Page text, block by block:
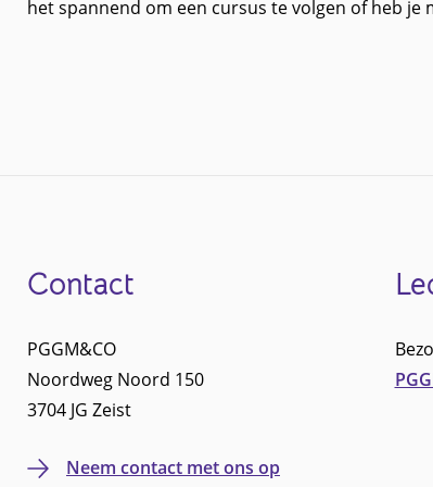
het spannend om een cursus te volgen of heb je
Footer
Contact
PGGM&CO
Noordweg Noord 150
3704 JG Zeist
Neem contact met ons op